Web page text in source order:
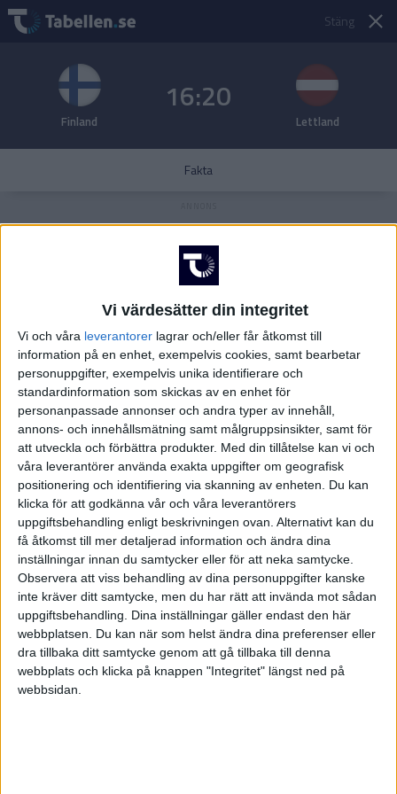
Vi värdesätter din integritet
Vi och våra leverantorer lagrar och/eller får åtkomst till
information på en enhet, exempelvis cookies, samt bearbetar
personuppgifter, exempelvis unika identifierare och
standardinformation som skickas av en enhet för
personanpassade annonser och andra typer av innehåll,
annons- och innehållsmätning samt målgruppsinsikter, samt för
att utveckla och förbättra produkter. Med din tillåtelse kan vi och
våra leverantörer använda exakta uppgifter om geografisk
positionering och identifiering via skanning av enheten. Du kan
klicka för att godkänna vår och våra leverantörers
uppgiftsbehandling enligt beskrivningen ovan. Alternativt kan du
få åtkomst till mer detaljerad information och ändra dina
inställningar innan du samtycker eller för att neka samtycke.
Observera att viss behandling av dina personuppgifter kanske
inte kräver ditt samtycke, men du har rätt att invända mot sådan
uppgiftsbehandling. Dina inställningar gäller endast den här
webbplatsen. Du kan när som helst ändra dina preferenser eller
dra tillbaka ditt samtycke genom att gå tillbaka till denna
webbplats och klicka på knappen "Integritet" längst ned på
webbsidan.
Stäng
Finland
16:20
Lettland
Fakta
FAKTA